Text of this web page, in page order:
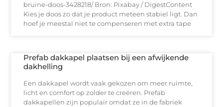
bruine-doos-3428218/ Bron: Pixabay / DigestContent
Kies je doos zo dat je product meteen stabiel ligt. Dan
hoef je meestal niet te compenseren met extra tape
Prefab dakkapel plaatsen bij een afwijkende
dakhelling
Een dakkapel wordt vaak gekozen om meer ruimte,
licht en comfort op zolder te creëren. Prefab
dakkapellen zijn populair omdat ze in de fabriek